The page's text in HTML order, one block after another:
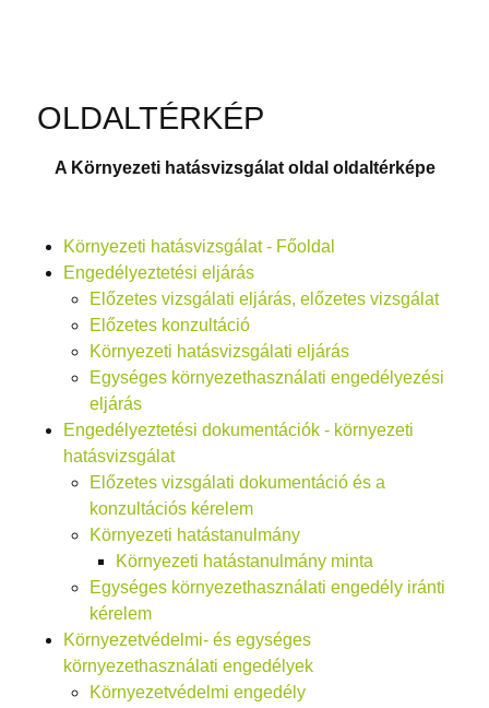
OLDALTÉRKÉP
A Környezeti hatásvizsgálat oldal oldaltérképe
Környezeti hatásvizsgálat - Főoldal
Engedélyeztetési eljárás
Előzetes vizsgálati eljárás, előzetes vizsgálat
Előzetes konzultáció
Környezeti hatásvizsgálati eljárás
Egységes környezethasználati engedélyezési
eljárás
Engedélyeztetési dokumentációk - környezeti
hatásvizsgálat
Előzetes vizsgálati dokumentáció és a
konzultációs kérelem
Környezeti hatástanulmány
Környezeti hatástanulmány minta
Egységes környezethasználati engedély iránti
kérelem
Környezetvédelmi- és egységes
környezethasználati engedélyek
Környezetvédelmi engedély